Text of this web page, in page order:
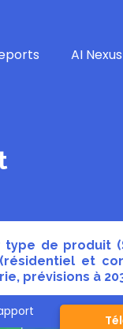
AI Nexus
de produit
et
prévisions à